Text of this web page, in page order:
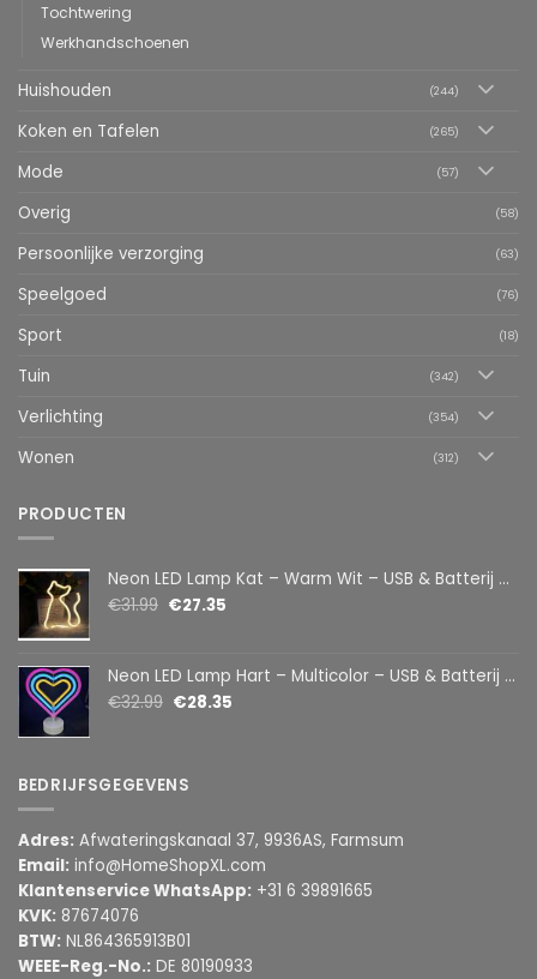
Tochtwering
Werkhandschoenen
Huishouden (244)
Koken en Tafelen (265)
Mode (57)
Overig (58)
Persoonlijke verzorging (63)
Speelgoed (76)
Sport (18)
Tuin (342)
Verlichting (354)
Wonen (312)
PRODUCTEN
Neon LED Lamp Kat – Warm Wit – USB & Batterij – Decoratieve Tafellamp voor Kinderkamer – 28,5 x 24,5 cm
€31.99 €27.35
Neon LED Lamp Hart – Multicolor – USB & Batterij – Hartvormige Sfeerlamp – Kinderkamer & Slaapkamer – 25,2 x 23 cm
€32.99 €28.35
BEDRIJFSGEGEVENS
Adres: Afwateringskanaal 37, 9936AS, Farmsum
Email: info@HomeShopXL.com
Klantenservice WhatsApp: +31 6 39891665
KVK: 87674076
BTW: NL864365913B01
WEEE-Reg.-No.: DE 80190933